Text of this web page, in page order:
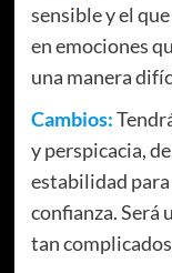
sensible y el
en emociones
una manera
Cambios:
y perspicacia,
estabilidad
confianza. Será
tan